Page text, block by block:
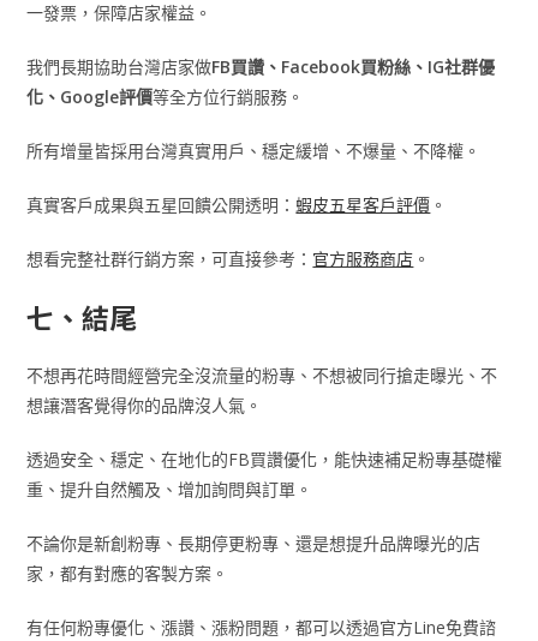
一發票，保障店家權益。
我們長期協助台灣店家做FB買讚、Facebook買粉絲、IG社群優
化、Google評價等全方位行銷服務。
所有增量皆採用台灣真實用戶、穩定緩增、不爆量、不降權。
真實客戶成果與五星回饋公開透明：蝦皮五星客戶評價 。
想看完整社群行銷方案，可直接參考： 官方服務商店 。
七、結尾
不想再花時間經營完全沒流量的粉專、不想被同行搶走曝光、不
想讓潛客覺得你的品牌沒人氣。
透過安全、穩定、在地化的FB買讚優化，能快速補足粉專基礎權
重、提升自然觸及、增加詢問與訂單。
不論你是新創粉專、長期停更粉專、還是想提升品牌曝光的店
家，都有對應的客製方案。
有任何粉專優化、漲讚、漲粉問題，都可以透過官方Line免費諮